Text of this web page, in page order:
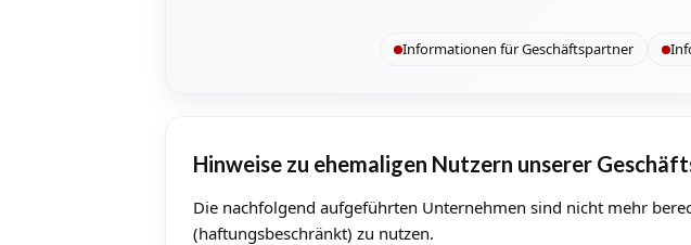
Informationen für Geschäftspartner
Hinweise zu ehemaligen Nutzern unserer
Die nachfolgend aufgeführten Unternehmen sind nicht mehr
(haftungsbeschränkt) zu nutzen.